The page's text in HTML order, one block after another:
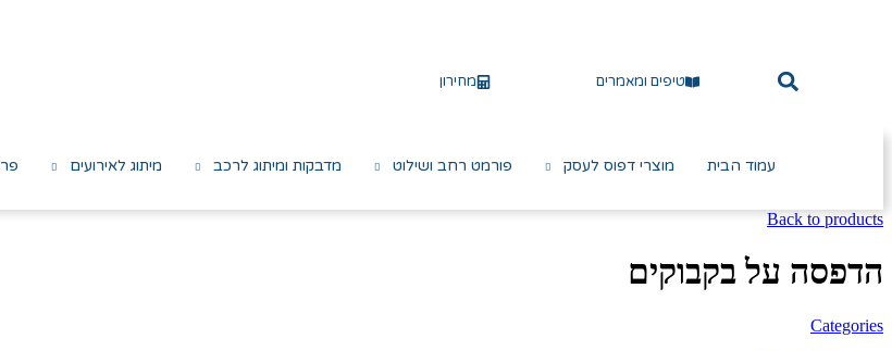
טיפים ומאמרים מחירון
עמוד הבית מוצרי דפוס לעסק פורמט רחב ושילוט מדבקות ומיתוג לרכב מיתוג לאירועים
Back to products
הדפסה על בקבוקים
Categories